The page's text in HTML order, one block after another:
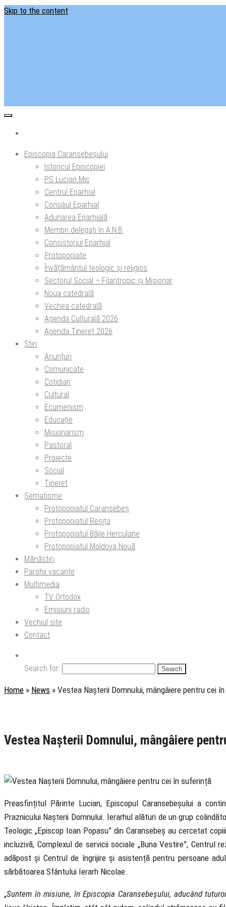
Skip to the content
Episcopia Caransebeșului
Istoricul Episcopiei
PS Lucian Mic
Centrul Eparhial
Consiliul Eparhial
Adunarea Eparhială
Membri delegaţi în A.N.B.
Consistoriul Eparhial
Protopopiate
Învăţământul teologic şi religios
Sectorul Social – Filantropic și Misionar
Noua catedrală
Vechea catedrală
Agenda Culturală 2026
Agenda Tineret 2026
Știri
Anunțuri
Comunicate
Cotidian
Cultural
Ecumenism
Educație
Misionarism
Pastoral
Proiecte
Social
Tineret
Șematisme
Protopopiatul Caransebeș
Protopopiatul Reșița
Protopopiatul Băile Herculane
Protopopiatul Moldova Nouă
Mănăstiri
Parohii vacante
Multimedia
TV Ortodox
Emisiuni radio
Vechiul site
Contact
Search for:
Home » News » Vestea Nașterii Domnului, mângâiere pentru cei
Vestea Nașterii Domnului, mângâiere
Preasfințitul Părinte Lucian, Episcopul Caransebeșului a
Praznicului Nașterii Domnului. Ierarhul alături de un grup
Teologic „Episcop Ioan Popasu” din Caransebeș au cercetat
incluzivă, Complexul de servicii sociale „Buna Vestire”,
adăpost și Centrul de îngrijire și asistență pentru persoane
sărbătoarea Sfântului Ierarh Nicolae.
„Suntem în misiune, în Episcopia Caransebeșului, aducând